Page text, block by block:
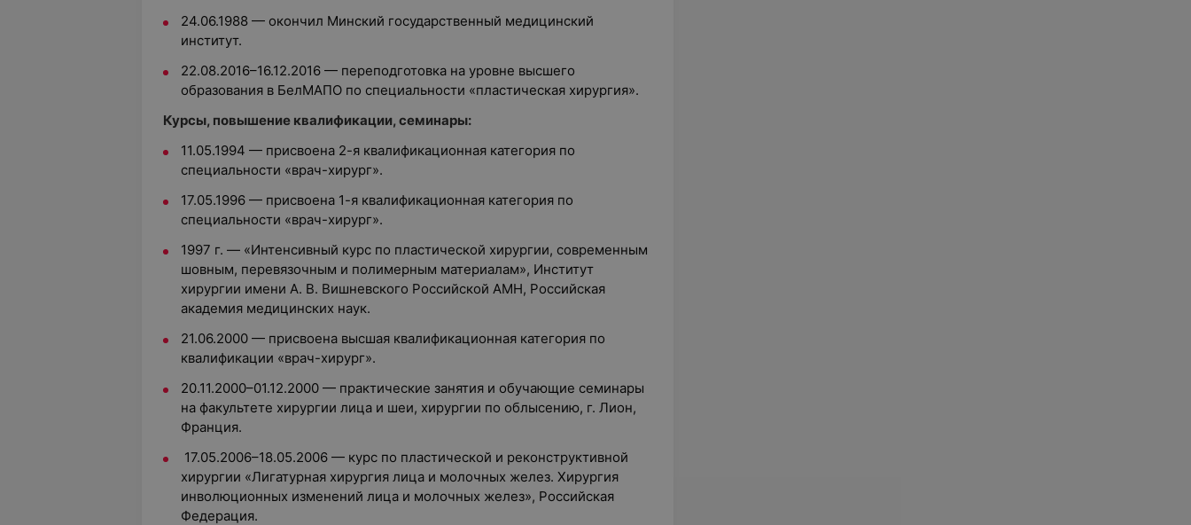
24.06.1988 — окончил Минский государственный медицинский
институт.
22.08.2016–16.12.2016 — переподготовка на уровне высшего
образования в БелМАПО по специальности «пластическая хирургия».
Курсы, повышение квалификации, семинары:
11.05.1994 — присвоена 2-я квалификационная категория по
специальности «врач-хирург».
17.05.1996 — присвоена 1-я квалификационная категория по
специальности «врач-хирург».
1997 г. — «Интенсивный курс по пластической хирургии, современным
шовным, перевязочным и полимерным материалам», Институт
хирургии имени А. В. Вишневского Российской АМН, Российская
академия медицинских наук.
21.06.2000 — присвоена высшая квалификационная категория по
квалификации «врач-хирург».
20.11.2000–01.12.2000 — практические занятия и обучающие семинары
на факультете хирургии лица и шеи, хирургии по облысению, г. Лион,
Франция.
17.05.2006–18.05.2006 — курс по пластической и реконструктивной
хирургии «Лигатурная хирургия лица и молочных желез. Хирургия
инволюционных изменений лица и молочных желез», Российская
Федерация.